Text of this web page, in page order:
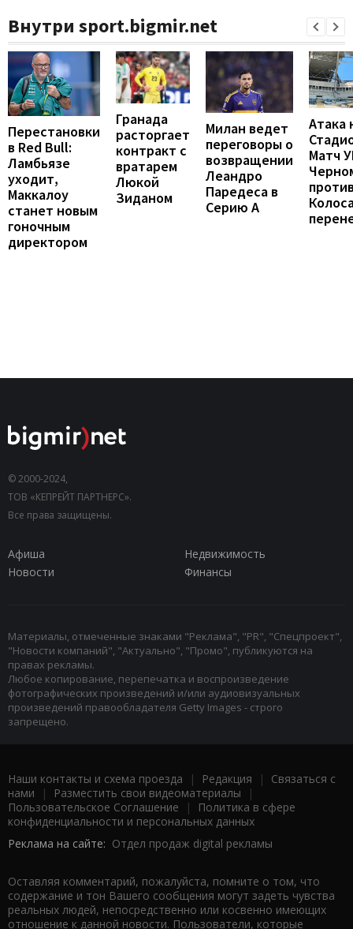
Внутри sport.bigmir.net
Перестановки
в Red Bull:
Ламбьязе
уходит,
Маккалоу
станет новым
гоночным
директором
Гранада
расторгает
контракт с
вратарем
Люкой
Зиданом
Милан ведет
переговоры о
возвращении
Леандро
Паредеса в
Серию А
Атака
Матч
© 2000-2024,
ТОВ «КЕПРЕЙТ ПАРТНЕРС».
Все права защищены.
Афиша
Недвижимость
Новости
Финансы
Материалы, отмеченные знаками "Реклама", "PR", "Спецпроект",
"Новости компаний", "Актуально", "Промо", публикуются на
правах рекламы.
Любое копирование, перепечатка и воспроизведение
фотографических произведений и/или аудиовизуальных
произведений правообладателя Getty Images - строго
запрещено.
Наши контакты и схема проезда | Редакция | Связаться с
нами | Разместить свои видеоматериалы |
Пользовательское Соглашение |
Политика в сфере
конфиденциальности и персональных данных
Реклама на сайте: Отдел продаж digital рекламы
Оставляя комментарий, пожалуйста, помните о том, что
содержание и тон Вашего сообщения могут задеть чувства
реальных людей, непосредственно или косвенно имеющих
отношение к данной новости. Пользователи, которые